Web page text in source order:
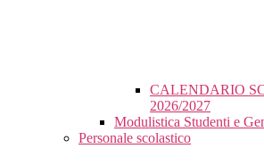
CALENDARIO
2026/2027
Modulistica Studenti e
Personale scolastico